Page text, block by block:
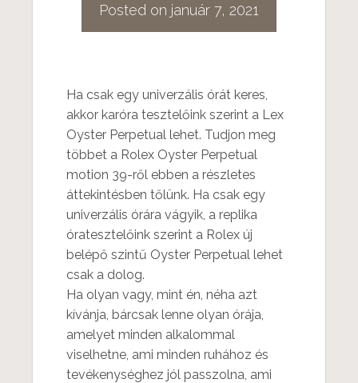
Posted on január 7, 2021
Ha csak egy univerzális órát keres,
akkor karóra tesztelőink szerint a Lex
Oyster Perpetual lehet. Tudjon meg
többet a Rolex Oyster Perpetual
motion 39-ről ebben a részletes
áttekintésben tőlünk. Ha csak egy
univerzális órára vágyik, a replika
óratesztelőink szerint a Rolex új
belépő szintű Oyster Perpetual lehet
csak a dolog.
Ha olyan vagy, mint én, néha azt
kívánja, bárcsak lenne olyan órája,
amelyet minden alkalommal
viselhetne, ami minden ruhához és
tevékenységhez jól passzolna, ami